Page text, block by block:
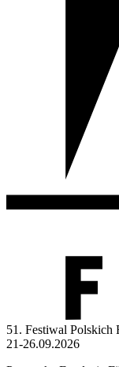
51. Festiwal
21-26.09.2026